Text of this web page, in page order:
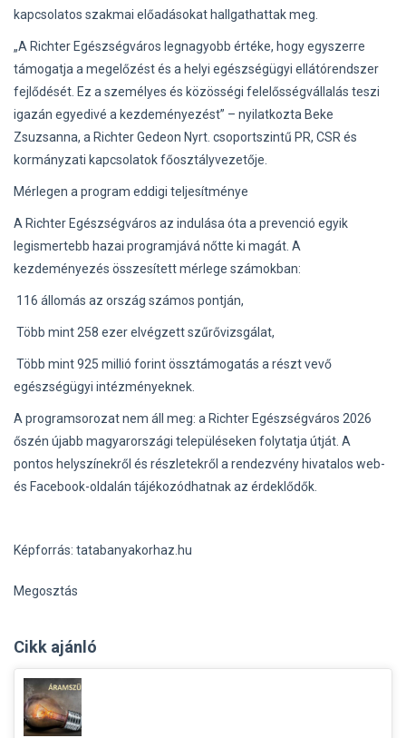
kapcsolatos szakmai előadásokat hallgathattak meg.
„A Richter Egészségváros legnagyobb értéke, hogy egyszerre
támogatja a megelőzést és a helyi egészségügyi ellátórendszer
fejlődését. Ez a személyes és közösségi felelősségvállalás teszi
igazán egyedivé a kezdeményezést” – nyilatkozta Beke
Zsuzsanna, a Richter Gedeon Nyrt. csoportszintű PR, CSR és
kormányzati kapcsolatok főosztályvezetője.
Mérlegen a program eddigi teljesítménye
A Richter Egészségváros az indulása óta a prevenció egyik
legismertebb hazai programjává nőtte ki magát. A
kezdeményezés összesített mérlege számokban:
116 állomás az ország számos pontján,
Több mint 258 ezer elvégzett szűrővizsgálat,
Több mint 925 millió forint össztámogatás a részt vevő
egészségügyi intézményeknek.
A programsorozat nem áll meg: a Richter Egészségváros 2026
őszén újabb magyarországi településeken folytatja útját. A
pontos helyszínekről és részletekről a rendezvény hivatalos web-
és Facebook-oldalán tájékozódhatnak az érdeklődők.
Képforrás: tatabanyakorhaz.hu
Megosztás
Cikk ajánló